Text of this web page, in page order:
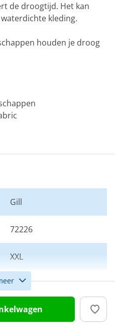
de droogtijd. Het kan
kleding.
houden je droog
Gill
72226
XXL
Zwart
Heren